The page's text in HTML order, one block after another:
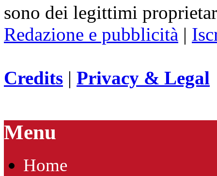
sono dei legittimi
Redazione e pubblicità |
Credits | Privacy & Legal
Menu
Home